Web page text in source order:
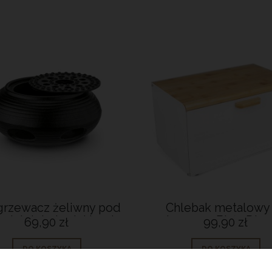
żeliwny pod
lub imbryk Hanako
69,90 zł
DO KOSZYKA
Chlebak metalowy
pieczywo Biały
99,90 zł
DO KOSZYKA